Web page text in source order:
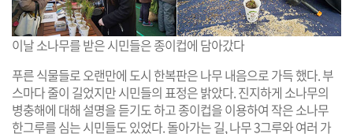
이날 소나무를 받은 시민들은 종이컵에 담아갔다
푸른 식물들로 오랜만에 도시 한복판은 나무 내음으로 가득 했다. 부
스마다 줄이 길었지만 시민들의 표정은 밝았다. 진지하게 소나무의
병충해에 대해 설명을 듣기도 하고 종이컵을 이용하여 작은 소나무
한그루를 심는 시민들도 있었다. 돌아가는 길, 나무 3그루와 여러 가